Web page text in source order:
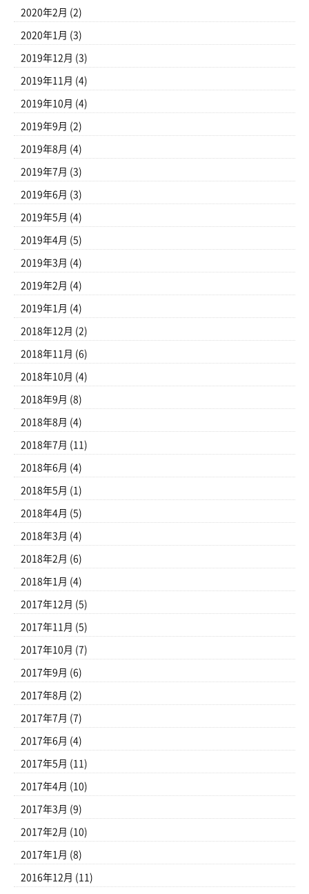
2020年2月 (2)
2020年1月 (3)
2019年12月 (3)
2019年11月 (4)
2019年10月 (4)
2019年9月 (2)
2019年8月 (4)
2019年7月 (3)
2019年6月 (3)
2019年5月 (4)
2019年4月 (5)
2019年3月 (4)
2019年2月 (4)
2019年1月 (4)
2018年12月 (2)
2018年11月 (6)
2018年10月 (4)
2018年9月 (8)
2018年8月 (4)
2018年7月 (11)
2018年6月 (4)
2018年5月 (1)
2018年4月 (5)
2018年3月 (4)
2018年2月 (6)
2018年1月 (4)
2017年12月 (5)
2017年11月 (5)
2017年10月 (7)
2017年9月 (6)
2017年8月 (2)
2017年7月 (7)
2017年6月 (4)
2017年5月 (11)
2017年4月 (10)
2017年3月 (9)
2017年2月 (10)
2017年1月 (8)
2016年12月 (11)